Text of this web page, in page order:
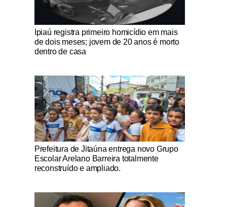
Notícias Católicas
Ipiaú registra primeiro homicídio em mais
de dois meses; jovem de 20 anos é morto
dentro de casa
Notícias Católicas
Prefeitura de Jitaúna entrega novo Grupo
Escolar Arelano Barreira totalmente
reconstruído e ampliado.